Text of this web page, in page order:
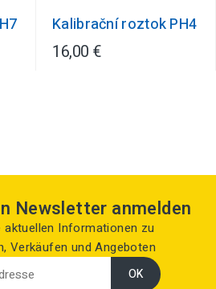
Kalibrační roztok PH4
16,00 €
Newsletter anmelden
aktuellen Informationen zu
Verkäufen und Angeboten